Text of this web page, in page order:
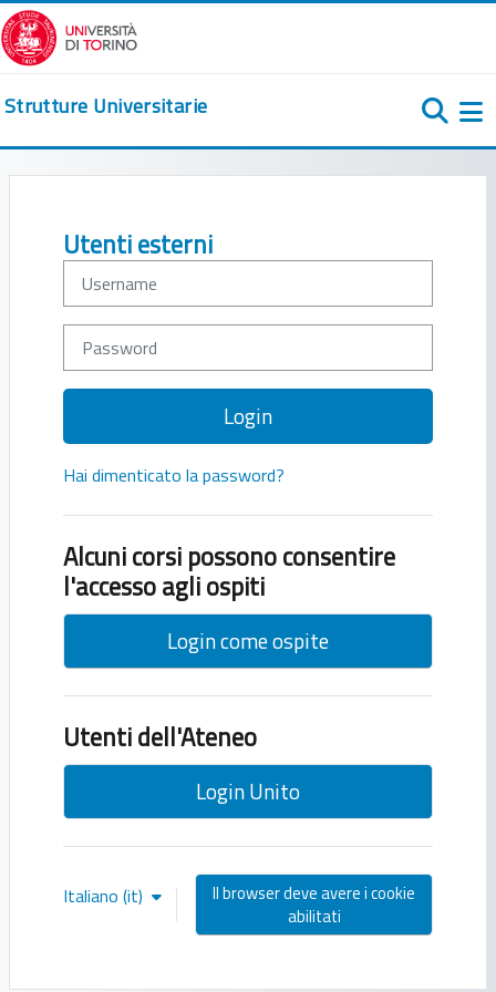
Vai al contenuto principale
Strutture Universitarie
Username
Password
Login
Hai dimenticato la password?
Alcuni corsi possono consentire
l'accesso agli ospiti
Login come ospite
Utenti dell'Ateneo
Login Unito
Italiano ‎(it)‎
Il browser deve avere i cookie
abilitati